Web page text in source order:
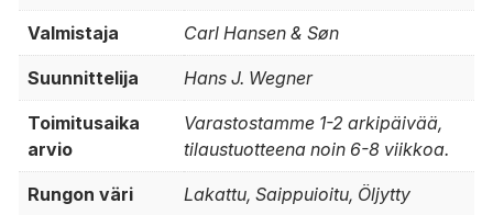
Valmistaja Carl Hansen & Søn
Suunnittelija Hans J. Wegner
Toimitusaika
arvio
Varastostamme 1-2 arkipäivää,
tilaustuotteena noin 6-8 viikkoa.
Rungon väri Lakattu, Saippuioitu, Öljytty